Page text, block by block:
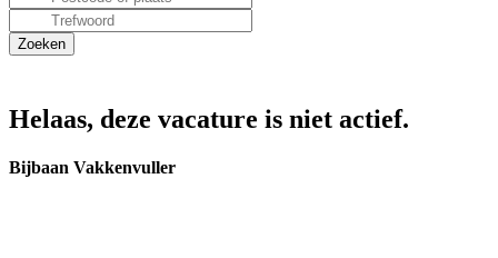
Helaas, deze vacature is niet actief.
Bijbaan Vakkenvuller